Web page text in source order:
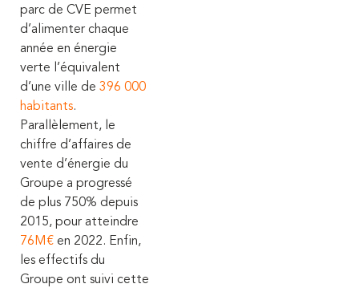
parc de CVE permet
d’alimenter chaque
année en énergie
verte l’équivalent
d’une ville de 396 000
habitants.
Parallèlement, le
chiffre d’affaires de
vente d’énergie du
Groupe a progressé
de plus 750% depuis
2015, pour atteindre
76M€ en 2022. Enfin,
les effectifs du
Groupe ont suivi cette